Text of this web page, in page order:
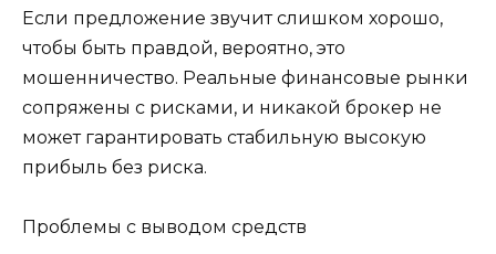
Если предложение звучит слишком хорошо,
чтобы быть правдой, вероятно, это
мошенничество. Реальные финансовые рынки
сопряжены с рисками, и никакой брокер не
может гарантировать стабильную высокую
прибыль без риска.
Проблемы с выводом средств